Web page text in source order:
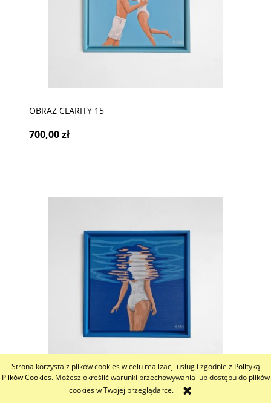
Strona korzysta z plików cookies w celu realizacji usług i zgodnie z Polityką
Plików Cookies. Możesz określić warunki przechowywania lub dostępu do plików
cookies w Twojej przeglądarce.
OBRAZ CLARITY 15
700,00 zł
OBRAZ CLARITY O9